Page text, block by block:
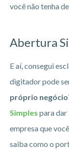
você não tenha
Abertura
E aí, consegui
digitador pode
próprio negócio
Simples para
empresa que
saiba como o